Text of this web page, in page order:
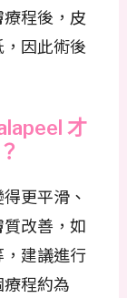
程後，皮
因此術後
才
更平滑、
改善，如
建議進行
程約為